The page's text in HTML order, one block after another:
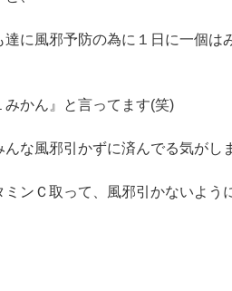
達に風邪予防の為に１日に一個は
みかん』と言ってます(笑)
んな風邪引かずに済んでる気がし
ンＣ取って、風邪引かないよう